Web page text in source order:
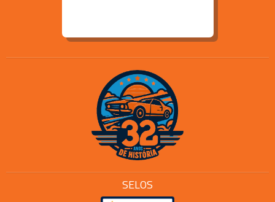
SELOS